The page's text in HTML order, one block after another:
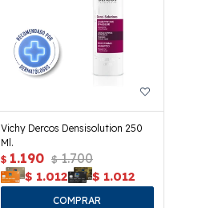
Vichy Dercos Densisolution 250
Ml.
$ 1.190 $ 1.700
$ 1.012 $ 1.012